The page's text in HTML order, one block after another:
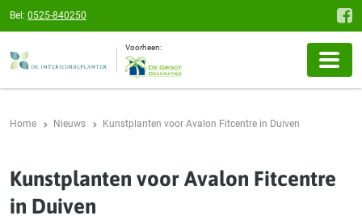
Bel: 0525-840250
Voorheen:
Home Nieuws Kunstplanten voor Avalon Fitcentre in Duiven
Kunstplanten voor Avalon Fitcentre
in Duiven